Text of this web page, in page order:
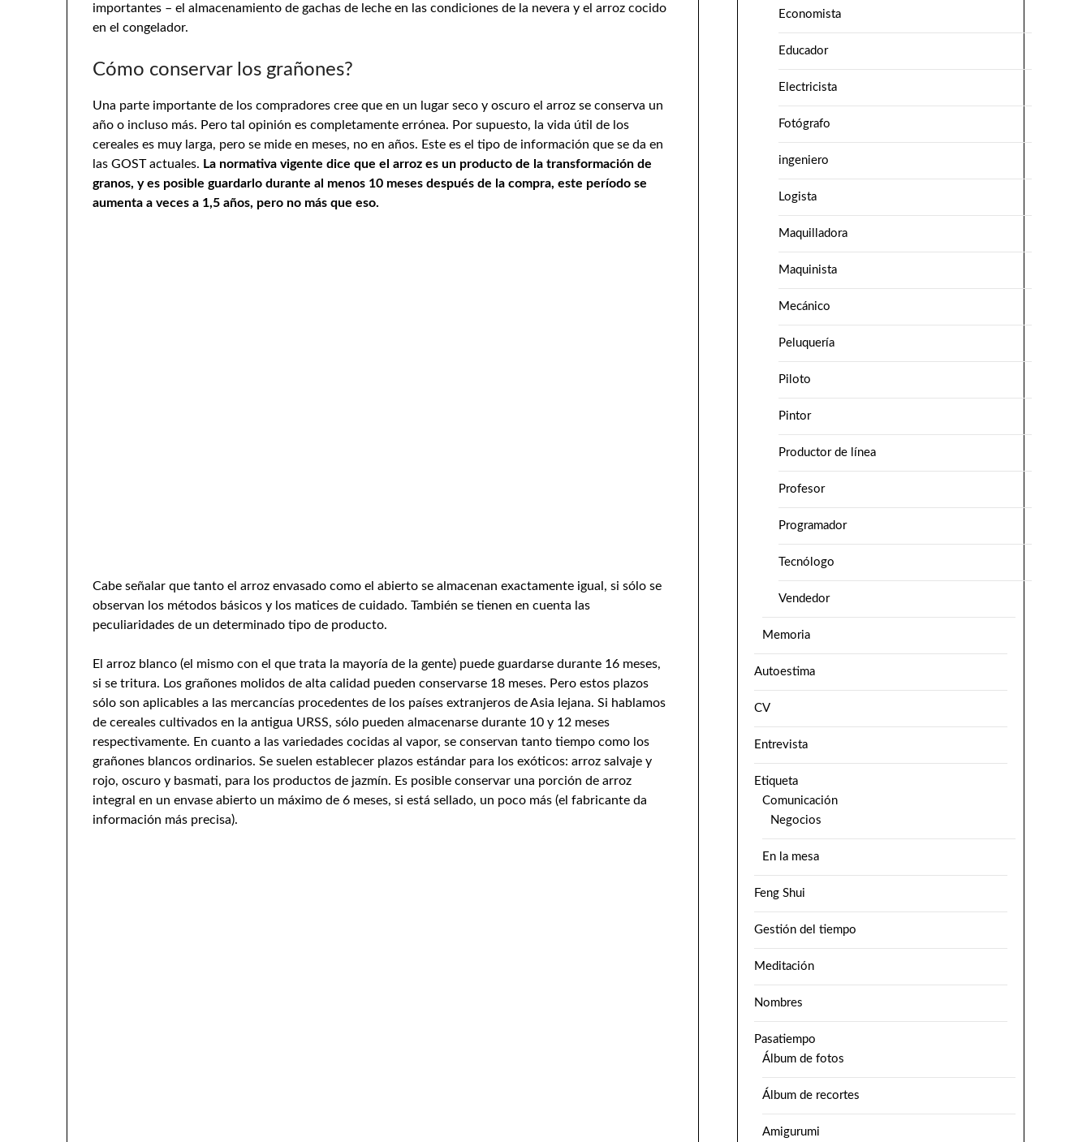
importantes – el almacenamiento de gachas de leche en las condiciones de la nevera y el arroz cocido
en el congelador.
Cómo conservar los grañones?
Una parte importante de los compradores cree que en un lugar seco y oscuro el arroz se conserva un
año o incluso más. Pero tal opinión es completamente errónea. Por supuesto, la vida útil de los
cereales es muy larga, pero se mide en meses, no en años. Este es el tipo de información que se da en
las GOST actuales. La normativa vigente dice que el arroz es un producto de la transformación de
granos, y es posible guardarlo durante al menos 10 meses después de la compra, este período se
aumenta a veces a 1,5 años, pero no más que eso.
Cabe señalar que tanto el arroz envasado como el abierto se almacenan exactamente igual, si sólo se
observan los métodos básicos y los matices de cuidado. También se tienen en cuenta las
peculiaridades de un determinado tipo de producto.
El arroz blanco (el mismo con el que trata la mayoría de la gente) puede guardarse durante 16 meses,
si se tritura. Los grañones molidos de alta calidad pueden conservarse 18 meses. Pero estos plazos
sólo son aplicables a las mercancías procedentes de los países extranjeros de Asia lejana. Si hablamos
de cereales cultivados en la antigua URSS, sólo pueden almacenarse durante 10 y 12 meses
respectivamente. En cuanto a las variedades cocidas al vapor, se conservan tanto tiempo como los
grañones blancos ordinarios. Se suelen establecer plazos estándar para los exóticos: arroz salvaje y
rojo, oscuro y basmati, para los productos de jazmín. Es posible conservar una porción de arroz
integral en un envase abierto un máximo de 6 meses, si está sellado, un poco más (el fabricante da
información más precisa).
Economista
Educador
Electricista
Fotógrafo
ingeniero
Logista
Maquilladora
Maquinista
Mecánico
Peluquería
Piloto
Pintor
Productor de línea
Profesor
Programador
Tecnólogo
Vendedor
Memoria
Autoestima
CV
Entrevista
Etiqueta
Comunicación
Negocios
En la mesa
Feng Shui
Gestión del tiempo
Meditación
Nombres
Pasatiempo
Álbum de fotos
Álbum de recortes
Amigurumi